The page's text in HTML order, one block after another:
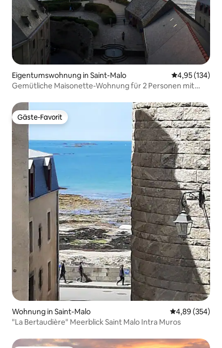
Eigentumswohnung in Saint-Malo
4,95 (134)
Gemütliche Maisonette-Wohnung für 2 Personen mit
Gäste-Favorit
Gäste-Favorit
Wohnung in Saint-Malo
4,89 (354)
"La Bertaudière" Meerblick Saint Malo Intra Muros